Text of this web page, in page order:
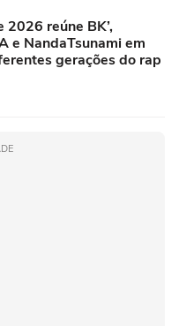
2026 reúne BK’,
e NandaTsunami em
gerações do rap